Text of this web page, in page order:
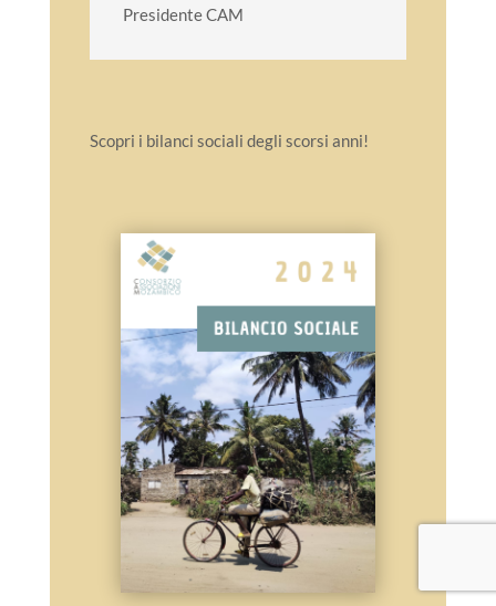
Presidente CAM
Scopri i bilanci sociali degli scorsi anni!